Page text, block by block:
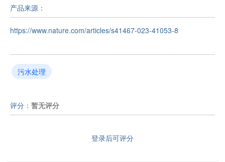
产品来源：
https://www.nature.com/articles/s41467-023-41053-8
污水处理
评分： 暂无评分
登录后可评分